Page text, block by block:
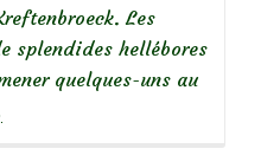
Les
splendides hellébores
quelques-uns au